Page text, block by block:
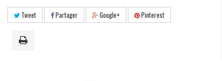
Tweet Partager Google+ Pinterest